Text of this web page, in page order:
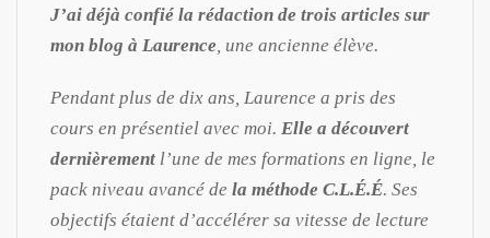
J’ai déjà confié la rédaction de trois articles sur
mon blog à Laurence , une ancienne élève.
Pendant plus de dix ans, Laurence a pris des
cours en présentiel avec moi. Elle a découvert
dernièrement l’une de mes formations en ligne, le
pack niveau avancé de la méthode C.L.É.É. Ses
objectifs étaient d’accélérer sa vitesse de lecture